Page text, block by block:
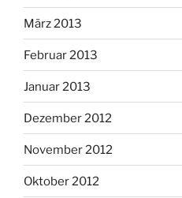
März 2013
Februar 2013
Januar 2013
Dezember 2012
November 2012
Oktober 2012